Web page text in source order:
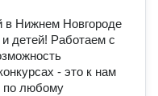
в Нижнем Новгороде
детей! Работаем с
- это к нам
по любому